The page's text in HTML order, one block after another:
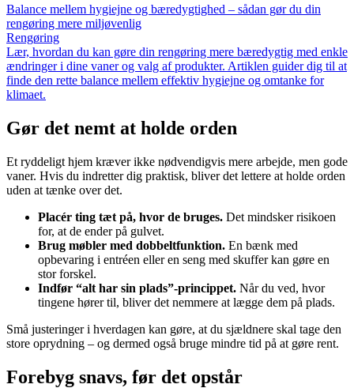
Balance mellem hygiejne og bæredygtighed – sådan gør du din
rengøring mere miljøvenlig
Rengøring
Lær, hvordan du kan gøre din rengøring mere bæredygtig med enkle
ændringer i dine vaner og valg af produkter. Artiklen guider dig til at
finde den rette balance mellem effektiv hygiejne og omtanke for
klimaet.
Gør det nemt at holde orden
Et ryddeligt hjem kræver ikke nødvendigvis mere arbejde, men gode
vaner. Hvis du indretter dig praktisk, bliver det lettere at holde orden
uden at tænke over det.
Placér ting tæt på, hvor de bruges. Det mindsker risikoen
for, at de ender på gulvet.
Brug møbler med dobbeltfunktion. En bænk med
opbevaring i entréen eller en seng med skuffer kan gøre en
stor forskel.
Indfør “alt har sin plads”-princippet. Når du ved, hvor
tingene hører til, bliver det nemmere at lægge dem på plads.
Små justeringer i hverdagen kan gøre, at du sjældnere skal tage den
store oprydning – og dermed også bruge mindre tid på at gøre rent.
Forebyg snavs, før det opstår